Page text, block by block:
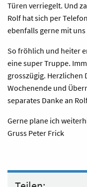
Türen verriegelt. Und
Rolf hat sich per
ebenfalls gerne mit
So fröhlich und heiter
eine super Truppe.
grosszügig. Herzlichen
Wochenende und
separates Danke an
Gerne plane ich
Gruss Peter Frick